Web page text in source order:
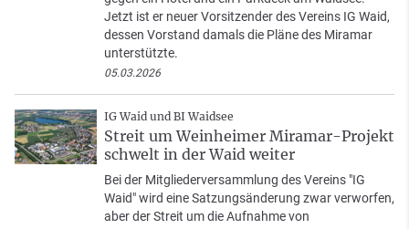
Jetzt ist er neuer Vorsitzender des Vereins IG Waid,
dessen Vorstand damals die Pläne des Miramar
unterstützte.
05.03.2026
IG Waid und BI Waidsee
Streit um Weinheimer Miramar-Projekt
schwelt in der Waid weiter
Bei der Mitgliederversammlung des Vereins "IG
Waid" wird eine Satzungsänderung zwar verworfen,
aber der Streit um die Aufnahme von